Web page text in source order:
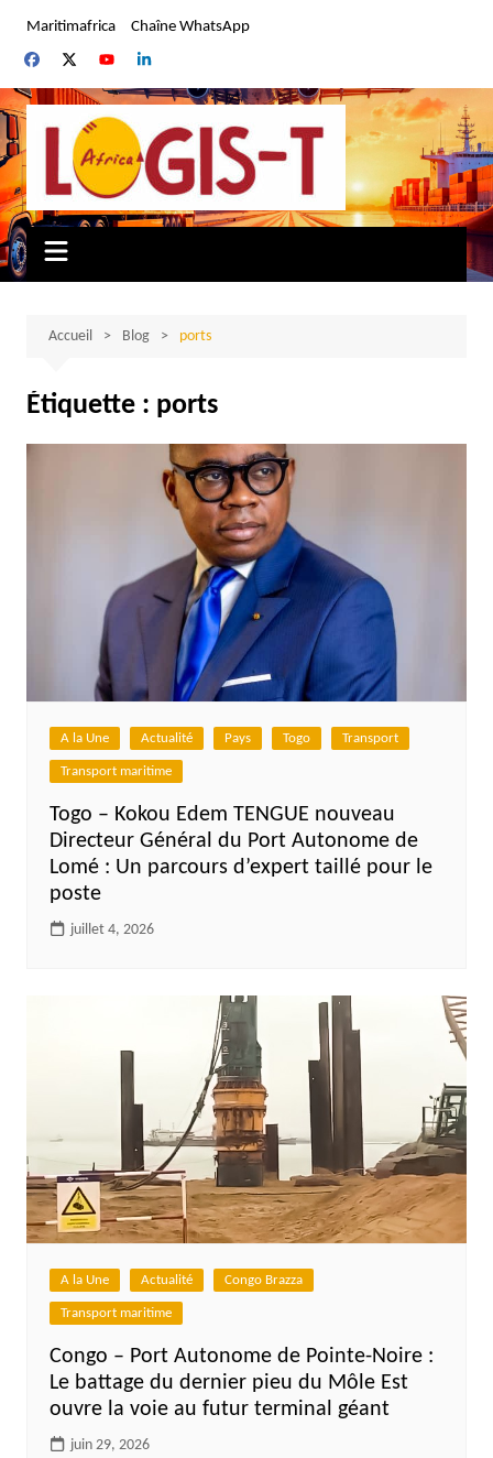
contenu
Maritimafrica Chaîne WhatsApp
Accueil Blog ports
Étiquette : ports
A la Une Actualité Pays Togo Transport
Transport maritime
Togo – Kokou Edem TENGUE nouveau
Directeur Général du Port Autonome de
Lomé : Un parcours d’expert taillé pour le
poste
juillet 4, 2026
A la Une Actualité Congo Brazza
Transport maritime
Congo – Port Autonome de Pointe-Noire :
Le battage du dernier pieu du Môle Est
ouvre la voie au futur terminal géant
juin 29, 2026